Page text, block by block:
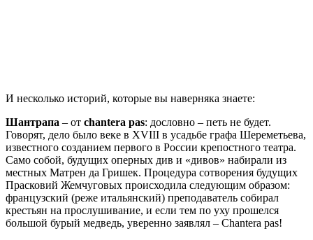
И несколько историй, которые вы наверняка знаете:
Шантрапа – от chantera pas: дословно – петь не будет.
Говорят, дело было веке в XVIII в усадьбе графа Шереметьева,
известного созданием первого в России крепостного театра.
Само собой, будущих оперных див и «дивов» набирали из
местных Матрен да Гришек. Процедура сотворения будущих
Прасковий Жемчуговых происходила следующим образом:
французский (реже итальянский) преподаватель собирал
крестьян на прослушивание, и если тем по уху прошелся
большой бурый медведь, уверенно заявлял – Chantera pas!